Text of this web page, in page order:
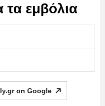
τα εμβόλια
on Google